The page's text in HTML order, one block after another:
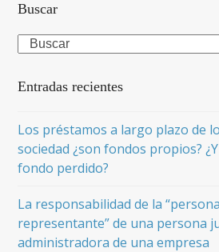
Buscar
Search
Entradas recientes
Los préstamos a largo plazo de
sociedad ¿son fondos propios?
fondo perdido?
La responsabilidad de la
representante” de una persona
administradora de una empresa